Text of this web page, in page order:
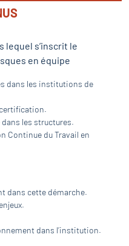
lequel s’inscrit le
en équipe
dans les institutions de
dans les structures.
Continue du Travail en
dans cette démarche.
dans l’institution.